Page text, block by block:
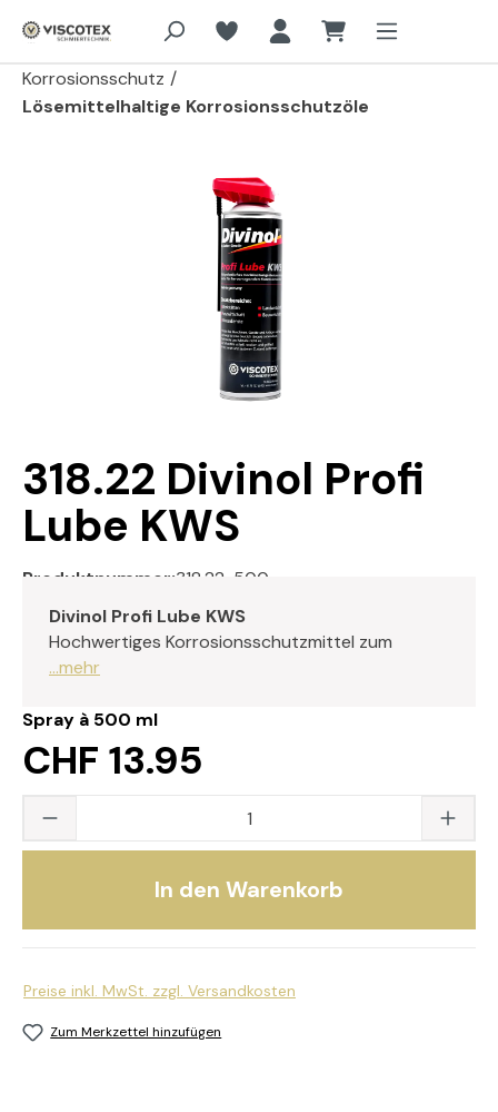
Zum Hauptinhalt springen
Korrosionsschutz /
Lösemittelhaltige Korrosionsschutzöle
318.22 Divinol Profi
Lube KWS
Produktnummer:318.22-500
Divinol Profi Lube KWS
Hochwertiges Korrosionsschutzmittel zum
...mehr
Spray à 500 ml
CHF 13.95
Produkt Anzahl: Gib den gewünschten
In den Warenkorb
Preise inkl. MwSt. zzgl. Versandkosten
Zum Merkzettel hinzufügen